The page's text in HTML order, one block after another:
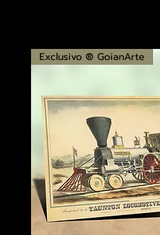
Exclusivo ® GoianArte